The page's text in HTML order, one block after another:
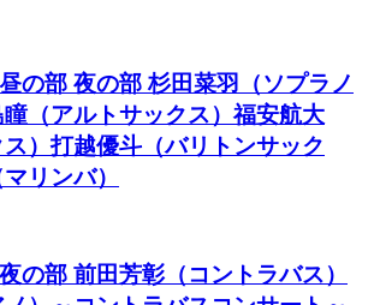
の部 夜の部 杉田菜羽（ソプラノ
（アルトサックス）福安航大
ス）打越優斗（バリトンサック
リンバ）
の部 前田芳彰（コントラバス）